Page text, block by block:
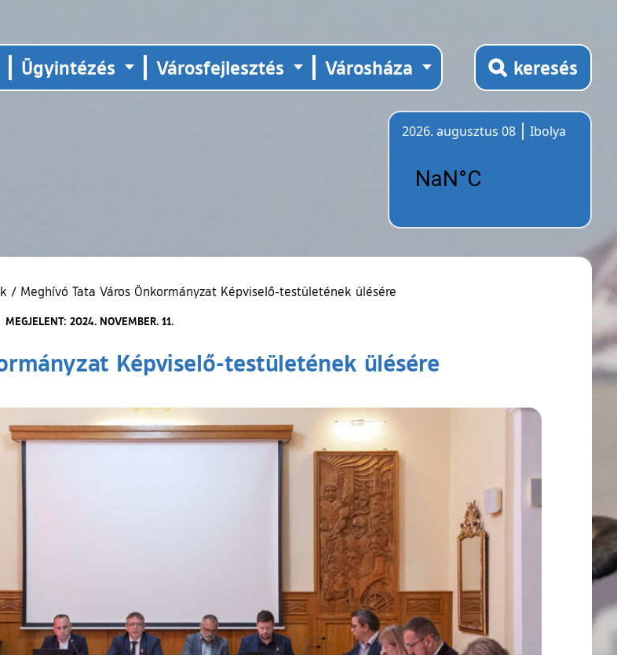
Ügyintézés Városfejlesztés Városháza keresés
2026. augusztus 08
Ibolya
/ Meghívó Tata Város Önkormányzat Képviselő-testületének ülésére
MEGJELENT: 2024. NOVEMBER. 11.
Képviselő-testületének ülésére